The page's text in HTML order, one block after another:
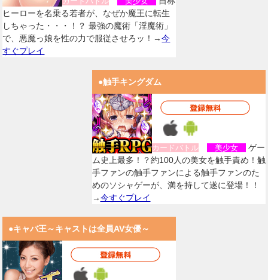
ヒーローを名乗る若者が、なぜか魔王に転生
しちゃった・・・！？ 最強の魔術「淫魔術」
で、悪魔っ娘を性の力で服従させろッ！→今
すぐプレイ
●触手キングダム
カードバトル 美少女
ゲー
ム史上最多！？約100人の美女を触手責め！触
手ファンの触手ファンによる触手ファンのた
めのソシャゲーが、満を持して遂に登場！！
→今すぐプレイ
●キャバ王～キャストは全員AV女優～